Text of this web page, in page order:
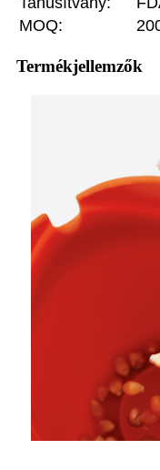
MOQ:
Termékjellemzők